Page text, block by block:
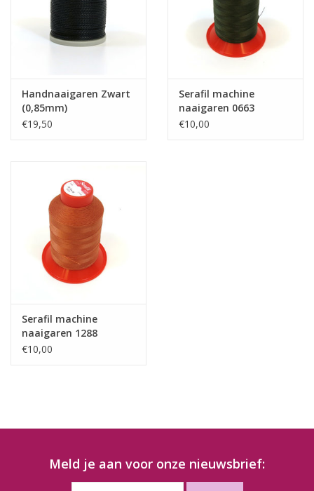
Handnaaigaren Zwart
(0,85mm)
€19,50
Serafil machine
naaigaren 0663
€10,00
Serafil machine
naaigaren 1288
€10,00
Meld je aan voor onze nieuwsbrief: